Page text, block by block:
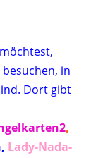
in
Dort gibt
,
Lady-Nada-